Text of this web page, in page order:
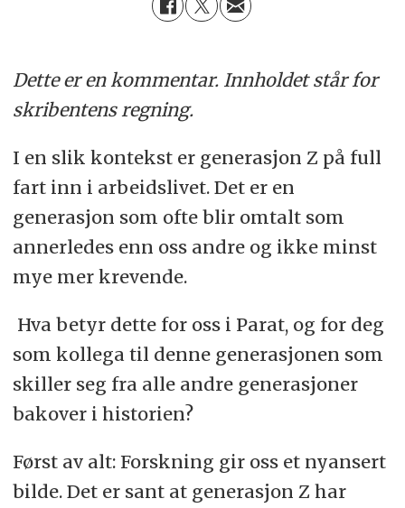
Dette er en kommentar. Innholdet står for
skribentens regning.
I en slik kontekst er generasjon Z på full
fart inn i arbeidslivet. Det er en
generasjon som ofte blir omtalt som
annerledes enn oss andre og ikke minst
mye mer krevende.
Hva betyr dette for oss i Parat, og for deg
som kollega til denne generasjonen som
skiller seg fra alle andre generasjoner
bakover i historien?
Først av alt: Forskning gir oss et nyansert
bilde. Det er sant at generasjon Z har